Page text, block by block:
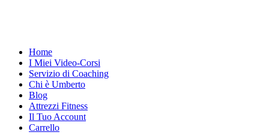
Home
I Miei Video-Corsi
Servizio di Coaching
Chi è Umberto
Blog
Attrezzi Fitness
Il Tuo Account
Carrello